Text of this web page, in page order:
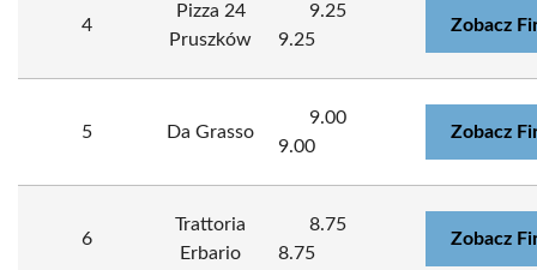
4
Pizza 24
Pruszków
9.25
9.25
Zobacz
5 Da Grasso
9.00
9.00
Zobacz
6
Trattoria
Erbario
8.75
8.75
Zobacz